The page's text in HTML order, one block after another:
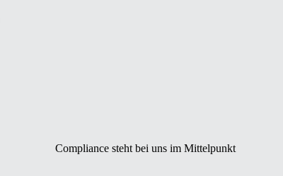
Compliance steht bei uns im Mittelpunkt